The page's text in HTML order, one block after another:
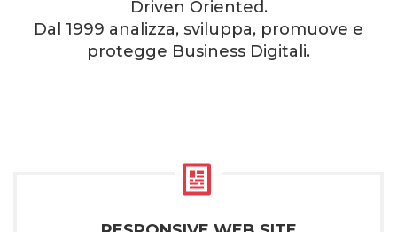
Driven Oriented.
Dal 1999 analizza, sviluppa, promuove e
protegge Business Digitali.